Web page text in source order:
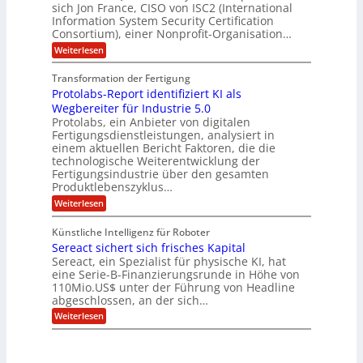
-
D
o
l
l
a
r
u
n
d
L
a
t
e
i
n
a
m
e
r
i
k
a
t
o
m
e
r
O
ff
c
e
m
p
e
t
e
z
n
t
r
u
m
f
ü
r
3
D
-
D
r
u
c
k
s
d
ä
m
p
e
f
ü
r
d
e
n
M
a
s
c
h
n
e
n
-
u
n
d
A
n
sich Jon France, CISO von ISC2 (International
Information System Security Certification
Consortium), einer Nonprofit-Organisation…
Weiterlesen:
P
s
t
q
u
a
n
t
e
n
k
r
y
p
t
o
g
r
a
f
i
e
:
f
Transformation der Fertigung
Protolabs-Report identifiziert KI als
Wegbereiter für Industrie 5.0
Protolabs, ein Anbieter von digitalen
Fertigungsdienstleistungen, analysiert in
einem aktuellen Bericht Faktoren, die die
technologische Weiterentwicklung der
Fertigungsindustrie über den gesamten
Produktlebenszyklus…
Weiterlesen:
P
o
t
o
l
a
b
s
-
R
Künstliche Intelligenz für Roboter
Sereact sichert sich frisches Kapital
Sereact, ein Spezialist für physische KI, hat
eine Serie-B-Finanzierungsrunde in Höhe von
110Mio.US$ unter der Führung von Headline
abgeschlossen, an der sich…
Weiterlesen:
S